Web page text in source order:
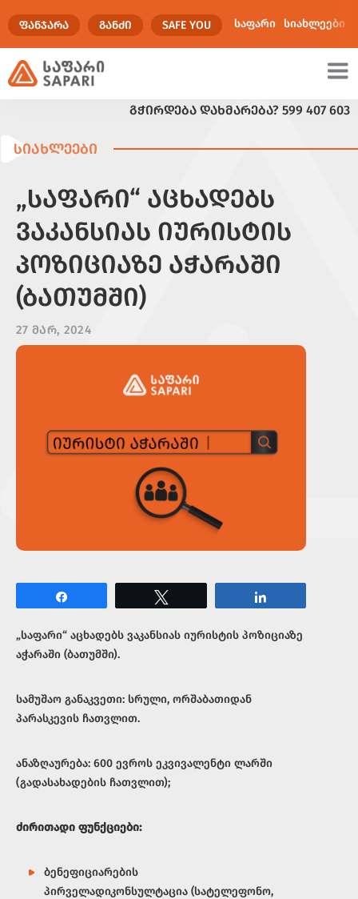
ᲤᲐᲜᲯᲐᲠᲐ ᲒᲐᲜᲫᲘ SAFE YOU საფარი სიახლეები
ᲒᲭᲘᲠᲓᲔᲑᲐ ᲓᲐᲮᲛᲐᲠᲔᲑᲐ? 599 407 603
ᲡᲘᲐᲮᲚᲔᲔᲑᲘ
„ᲡᲐᲤᲐᲠᲘ“ ᲐᲪᲮᲐᲓᲔᲑᲡ
ᲕᲐᲙᲐᲜᲡᲘᲐᲡ ᲘᲣᲠᲘᲡᲢᲘᲡ
ᲞᲝᲖᲘᲪᲘᲐᲖᲔ ᲐᲭᲐᲠᲐᲨᲘ
(ᲑᲐᲗᲣᲛᲨᲘ)
27 ᲛᲐᲠ, 2024
„საფარი“ აცხადებს ვაკანსიას იურისტის პოზიციაზე
აჭარაში (ბათუმში).
სამუშაო განაკვეთი: სრული, ორშაბათიდან
პარასკევის ჩათვლით.
ანაზღაურება: 600 ევროს ეკვივალენტი ლარში
(გადასახადების ჩათვლით);
ძირითადი ფუნქციები:
ბენეფიციარების
პირველადიკონსულტაცია (სატელეფონო,